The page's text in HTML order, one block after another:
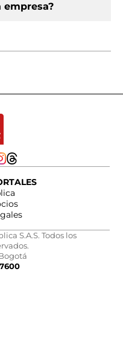
empresa?
S.A.S. Todos los